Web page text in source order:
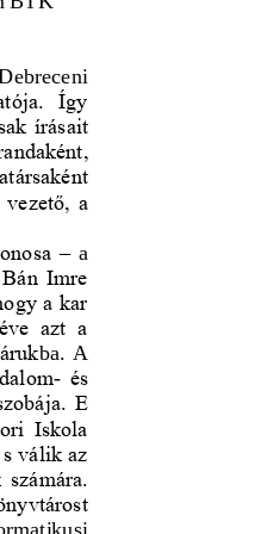
Így
írásait
a
– a
Imre
a kar
azt  a
ba. A
- és
E
Iskola
válik az